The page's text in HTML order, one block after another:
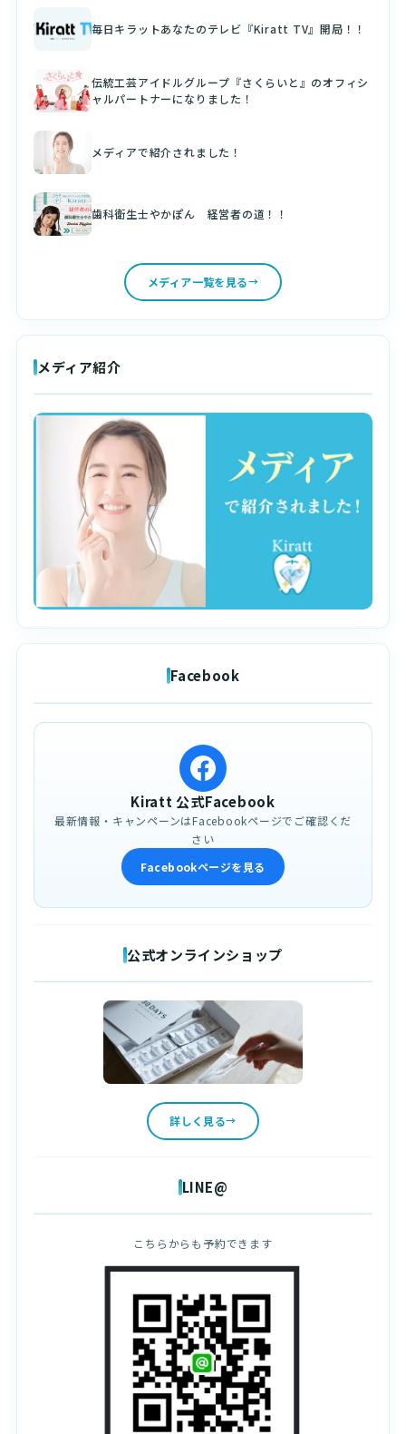
毎日キラットあなたのテレビ『Kiratt TV』開局！！
伝統工芸アイドルグループ『さくらいと』のオフィシ
ャルパートナーになりました！
メディアで紹介されました！
歯科衛生士やかぽん 経営者の道！！
メディア一覧を見る
メディア紹介
Facebook
Kiratt 公式Facebook
最新情報・キャンペーンはFacebookページでご確認くだ
さい
Facebookページを見る
公式オンラインショップ
詳しく見る
LINE@
こちらからも予約できます